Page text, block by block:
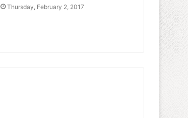
Thursday, February 2, 2017